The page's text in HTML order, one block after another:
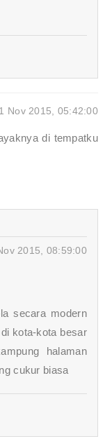
1 Nov 2015, 05:42:00
di tempatku
2015, 08:59:00
secara modern
kota-kota besar
halaman
cukur biasa